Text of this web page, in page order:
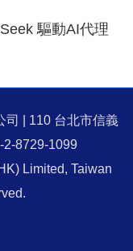
驅動AI代理
司 | 110 台北市信義
2-8729-1099
Limited, Taiwan